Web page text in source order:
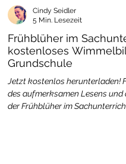
Frühblüher im
kostenloses
Grundschule
Jetzt kostenlos herunterladen!
des aufmerksamen Lesens und
der Frühblüher im
Cindy Seidler
5 Min. Lesezeit